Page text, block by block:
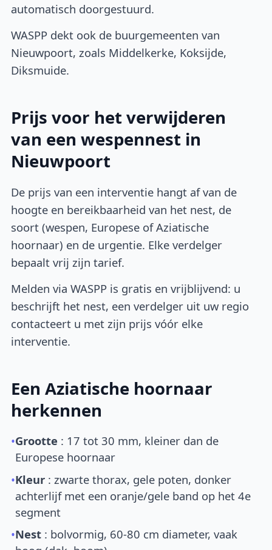
automatisch doorgestuurd.
WASPP dekt ook de buurgemeenten van
Nieuwpoort, zoals Middelkerke, Koksijde,
Diksmuide.
Prijs voor het verwijderen
van een wespennest in
Nieuwpoort
De prijs van een interventie hangt af van de
hoogte en bereikbaarheid van het nest, de
soort (wespen, Europese of Aziatische
hoornaar) en de urgentie. Elke verdelger
bepaalt vrij zijn tarief.
Melden via WASPP is gratis en vrijblijvend: u
beschrijft het nest, een verdelger uit uw regio
contacteert u met zijn prijs vóór elke
interventie.
Een Aziatische hoornaar
herkennen
•Grootte : 17 tot 30 mm, kleiner dan de
Europese hoornaar
•Kleur : zwarte thorax, gele poten, donker
achterlijf met een oranje/gele band op het 4e
segment
•Nest : bolvormig, 60-80 cm diameter, vaak